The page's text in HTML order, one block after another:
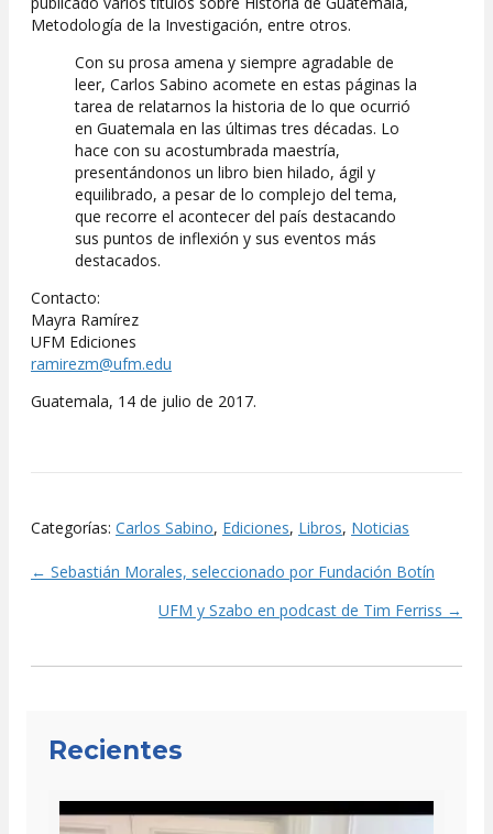
Metodología de la Investigación, entre otros.
Con su prosa amena y siempre agradable de
leer, Carlos Sabino acomete en estas páginas la
tarea de relatarnos la historia de lo que ocurrió
en Guatemala en las últimas tres décadas. Lo
hace con su acostumbrada maestría,
presentándonos un libro bien hilado, ágil y
equilibrado, a pesar de lo complejo del tema,
que recorre el acontecer del país destacando
sus puntos de inflexión y sus eventos más
destacados.
Contacto:
Mayra Ramírez
UFM Ediciones
ramirezm@ufm.edu
Guatemala, 14 de julio de 2017.
Categorías: Carlos Sabino, Ediciones, Libros, Noticias
Posts
navigation
← Sebastián Morales, seleccionado por Fundación Botín
UFM y Szabo en podcast de Tim Ferriss →
Recientes